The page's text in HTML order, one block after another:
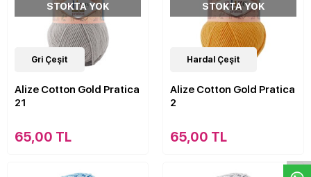
21Çeşit
STOKTA YOK
Gri Çeşit
Alize Cotton Gold Pratica
21
65,00 TL
21Çeşit
STOKTA YOK
Hardal Çeşit
Alize Cotton Gold Pratica
2
65,00 TL